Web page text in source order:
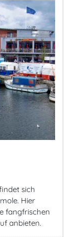
sich
Hier
fangfrischen
anbieten.